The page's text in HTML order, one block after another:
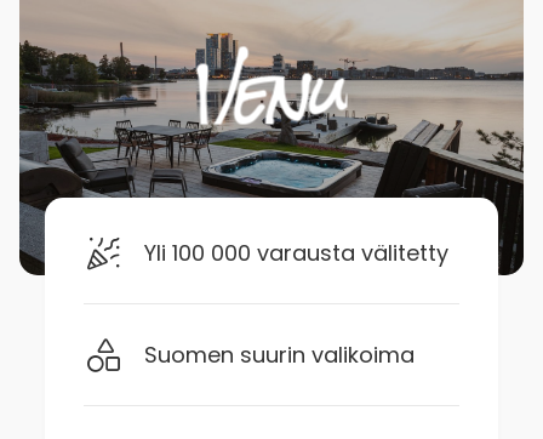
Yli 100 000 varausta välitetty
Suomen suurin valikoima